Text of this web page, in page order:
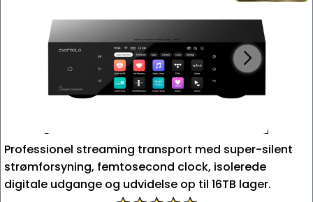
Professionel streaming transport med super-silent
strømforsyning, femtosecond clock, isolerede
digitale udgange og udvidelse op til 16TB lager.